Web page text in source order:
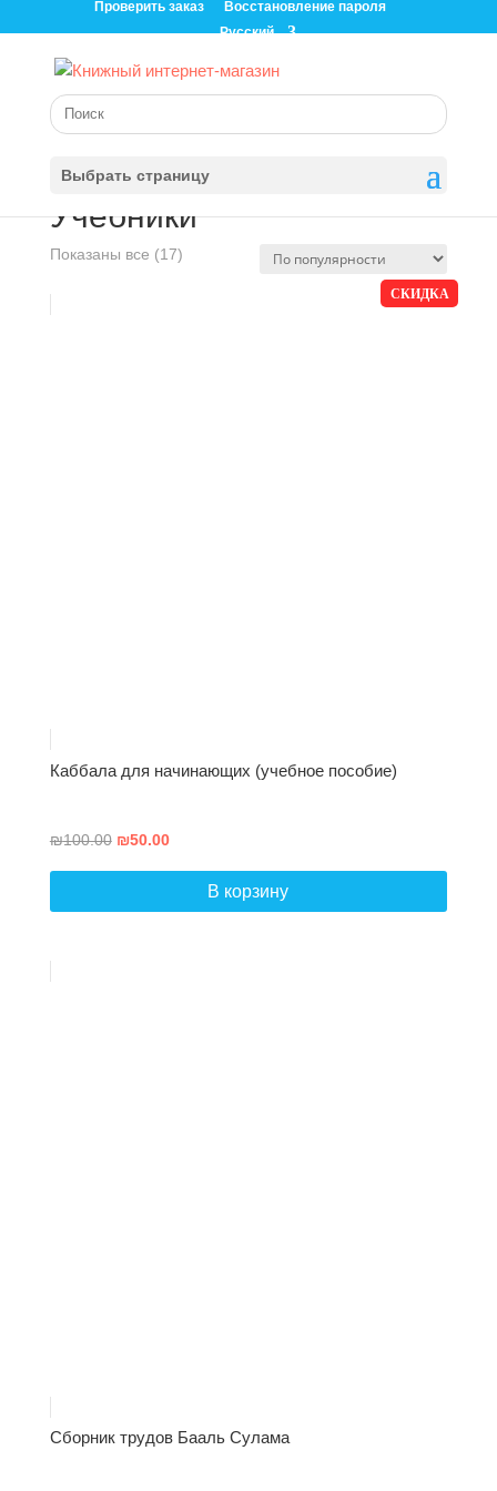
Проверить заказ
Восстановление пароля
Русский
Выбрать страницу
Главная/Магазин/ Учебники
Учебники
Показаны все (17)Сортировка:
СКИДКА
Каббала для начинающих (учебное пособие)
₪100.00 Первоначальная
₪100.00.
₪50.00Текущая
₪50.00.В корзину
Сборник трудов Бааль Сулама